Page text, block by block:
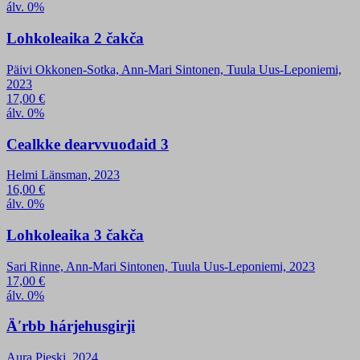
álv. 0%
Lohkoleaika 2 čakča
Päivi Okkonen-Sotka, Ann-Mari Sintonen, Tuula Uus-Leponiemi,
2023
17,00 €
álv. 0%
Cealkke dearvvuođaid 3
Helmi Länsman, 2023
16,00 €
álv. 0%
Lohkoleaika 3 čakča
Sari Rinne, Ann-Mari Sintonen, Tuula Uus-Leponiemi, 2023
17,00 €
álv. 0%
Äʹrbb hárjehusgirji
Aura Pieski, 2024